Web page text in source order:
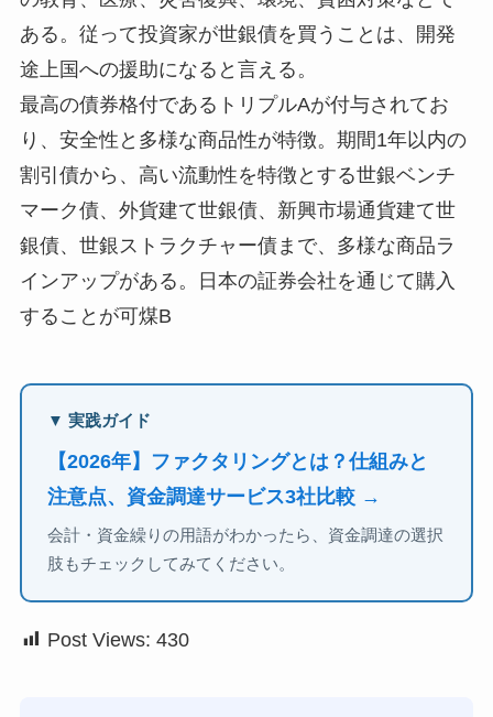
ある。従って投資家が世銀債を買うことは、開発
途上国への援助になると言える。
最高の債券格付であるトリプルAが付与されてお
り、安全性と多様な商品性が特徴。期間1年以内の
割引債から、高い流動性を特徴とする世銀ベンチ
マーク債、外貨建て世銀債、新興市場通貨建て世
銀債、世銀ストラクチャー債まで、多様な商品ラ
インアップがある。日本の証券会社を通じて購入
することが可煤B
▼ 実践ガイド
【2026年】ファクタリングとは？仕組みと
注意点、資金調達サービス3社比較 →
会計・資金繰りの用語がわかったら、資金調達の選択
肢もチェックしてみてください。
Post Views: 430